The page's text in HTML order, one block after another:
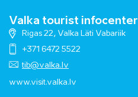
Valka tourist infocenter
Rigas 22, Valka Läti Vabariik
+371 6472 5522
tib@valka.lv
www.visit.valka.lv